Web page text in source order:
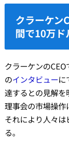
クラーケン
間で10万ド
クラーケンの
のインタビューに
達するとの見解
理事会の市場操作
それにより人々
る。